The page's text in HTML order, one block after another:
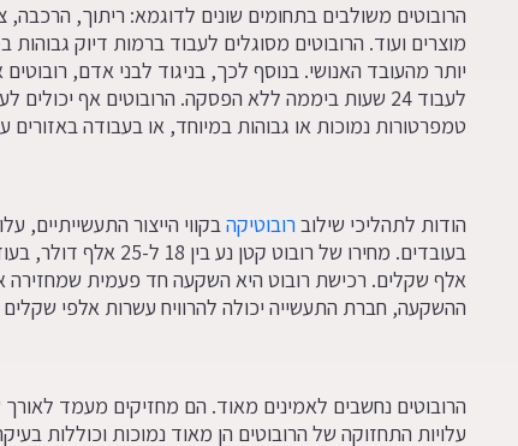
הרובוטים משולבים בתחומים שונים לדוגמא: ריתוך,
מוצרים ועוד. הרובוטים מסוגלים לעבוד ברמות דיוק
יותר מהעובד האנושי. בנוסף לכך, בניגוד לבני אדם,
לעבוד 24 שעות ביממה ללא הפסקה. הרובוטים אף
טמפרטורות נמוכות או גבוהות במיוחד, או בעבודה באזורים
הודות לתהליכי שילוב רובוטיקהבקווי הייצור התעשייתיים,
אלף שקלים. רכישת רובוט היא השקעה חד פעמית
ההשקעה, חברת התעשייה יכולה להרוויח עשרות אלפי שקלים
הרובוטים נחשבים לאמינים מאוד. הם מחזיקים מעמד